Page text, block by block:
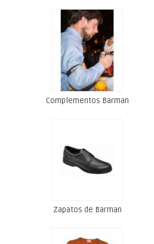
Complementos Barman
Zapatos de Barman